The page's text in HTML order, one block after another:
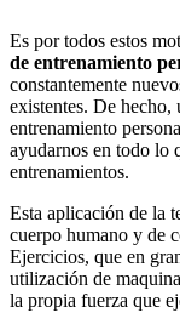
Es por todos estos
de entrenamiento
constantemente
existentes. De hecho,
entrenamiento
ayudarnos en todo lo
entrenamientos.
Esta aplicación de la
cuerpo humano y de
Ejercicios, que en
utilización de
la propia fuerza que